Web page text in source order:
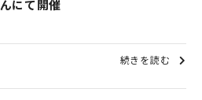
んにて開催
続きを読む